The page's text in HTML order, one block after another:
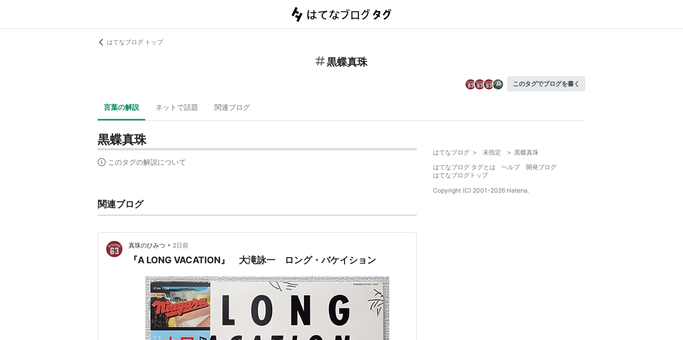
はてなブログ トップ
黒蝶真珠
このタグでブログを書く
言葉の解説 ネットで話題 関連ブログ
黒蝶真珠
このタグの解説について
関連ブログ
真珠のひみつ • 2日前
『A LONG VACATION』 大滝詠一 ロング・バケイション
はてなブログ > 未指定 > 黒蝶真珠
はてなブログ タグとは
ヘルプ
開発ブログ
はてなブログトップ
Copyright (C) 2001-2026 Hatena.